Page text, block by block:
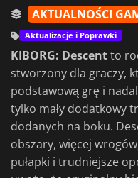
AKTUALNOŚCI
Aktualizacje i Poprawki
KIBORG: Descentto
stworzony dla graczy,
podstawową grę i
tylko mały dodatkowy
dodanych na boku.
obszary, więcej
pułapki i trudniejsze